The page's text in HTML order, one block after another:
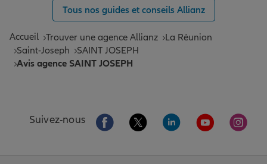
Tous nos guides et conseils Allianz
Accueil Trouver une agence Allianz
La Réunion
Saint-Joseph
SAINT JOSEPH
Avis agence SAINT JOSEPH
Suivez-nous Aller sur la page Facebook de Allianz
Aller sur la page Twitter de
Aller sur la page
Aller sur la
Aller